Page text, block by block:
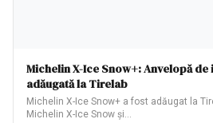
Michelin X-Ice Snow+: Anvelopă
adăugată la Tirelab
Michelin X-Ice Snow+ a fost adăugat la
Michelin X-Ice Snow și…